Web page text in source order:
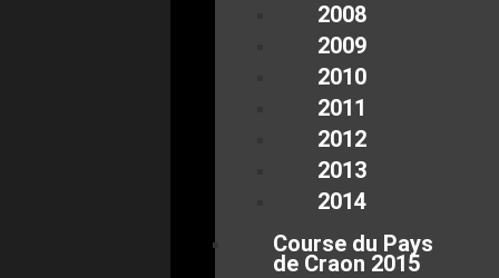
2008
2009
2010
2011
2012
2013
2014
Course du Pays
de Craon 2015